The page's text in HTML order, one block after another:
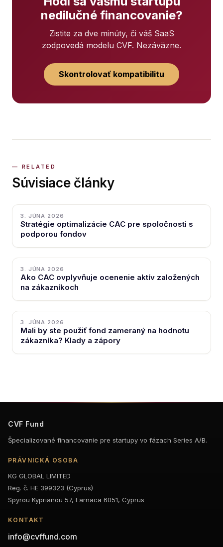
nedilučné financovanie?
Zistite za dve minúty, či váš SaaS
zodpovedá modelu CVF. Nezáväzne.
Skontrolovať kompatibilitu
Súvisiace články
3. JÚNA 2026
Stratégie optimalizácie CAC pre spoločnosti s
podporou fondov
3. JÚNA 2026
Ako CAC ovplyvňuje ocenenie aktív založených
na zákazníkoch
3. JÚNA 2026
Mali by ste použiť fond zameraný na hodnotu
zákazníka? Klady a zápory
CVF Fund
Špecializované financovanie pre startupy vo fázach Series A/B.
PRÁVNICKÁ OSOBA
KG GLOBAL LIMITED
Reg. č. HE 399323 (Cyprus)
Spyrou Kyprianou 57, Larnaca 6051, Cyprus
KONTAKT
info@cvffund.com